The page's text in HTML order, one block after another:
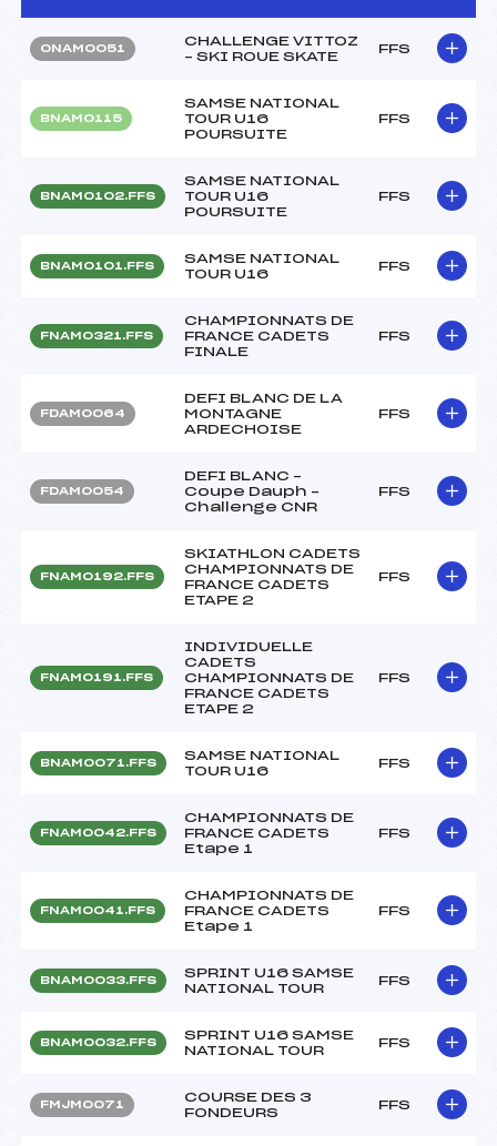
ONAM0051
CHALLENGE VITTOZ
– SKI ROUE SKATE
FFS
BNAM0115
SAMSE NATIONAL
TOUR U16
POURSUITE
FFS
BNAM0102.FFS
SAMSE NATIONAL
TOUR U16
POURSUITE
FFS
BNAM0101.FFS
SAMSE NATIONAL
TOUR U16
FFS
FNAM0321.FFS
CHAMPIONNATS DE
FRANCE CADETS
FINALE
FFS
FDAM0064
DEFI BLANC DE LA
MONTAGNE
ARDECHOISE
FFS
FDAM0054
DEFI BLANC –
Coupe Dauph –
Challenge CNR
FFS
FNAM0192.FFS
SKIATHLON CADETS
CHAMPIONNATS DE
FRANCE CADETS
ETAPE 2
FFS
FNAM0191.FFS
INDIVIDUELLE
CADETS
CHAMPIONNATS DE
FRANCE CADETS
ETAPE 2
FFS
BNAM0071.FFS
SAMSE NATIONAL
TOUR U16
FFS
FNAM0042.FFS
CHAMPIONNATS DE
FRANCE CADETS
Etape 1
FFS
FNAM0041.FFS
CHAMPIONNATS DE
FRANCE CADETS
Etape 1
FFS
BNAM0033.FFS
SPRINT U16 SAMSE
NATIONAL TOUR
FFS
BNAM0032.FFS
SPRINT U16 SAMSE
NATIONAL TOUR
FFS
FMJM0071
COURSE DES 3
FONDEURS
FFS